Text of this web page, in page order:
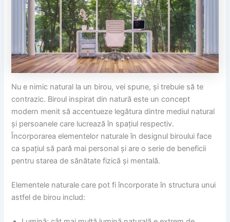
Nu e nimic natural la un birou, vei spune, și trebuie să te
contrazic. Biroul inspirat din natură este un concept
modern menit să accentueze legătura dintre mediul natural
și persoanele care lucrează în spațiul respectiv.
Încorporarea elementelor naturale în designul biroului face
ca spațiul să pară mai personal și are o serie de beneficii
pentru starea de sănătate fizică și mentală.
Elementele naturale care pot fi încorporate în structura unui
astfel de birou includ: